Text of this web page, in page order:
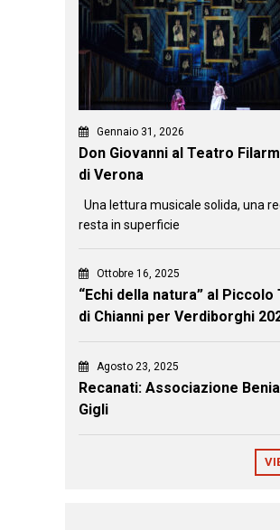
Gennaio 31, 2026
Don Giovanni al Teatro
di Verona
Una lettura musicale solida, una
resta in superficie
Ottobre 16, 2025
“Echi della natura” al Piccolo
di Chianni per Verdiborghi
Agosto 23, 2025
Recanati: Associazione
Gigli